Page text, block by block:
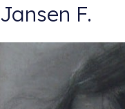
Jansen F.